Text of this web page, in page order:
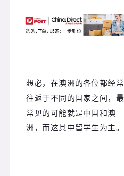
想必，在澳洲的各位都经常
往返于不同的国家之间，最
常见的可能就是中国和澳
洲，而这其中留学生为主。